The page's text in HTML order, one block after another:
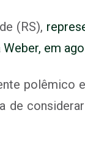
(RS),
em
polêmico
de